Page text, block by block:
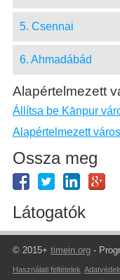
5. Csennai
6. Ahmadábád
Alapértelmezett
Állítsa be Kānpur
Alapértelmezett
Ossza meg
Látogatók
© 2015+ timein.org-
Használati feltételek